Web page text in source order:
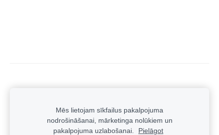
Mēs lietojam sīkfailus pakalpojuma
nodrošināšanai, mārketinga nolūkiem un
pakalpojuma uzlabošanai.
Pielāgot